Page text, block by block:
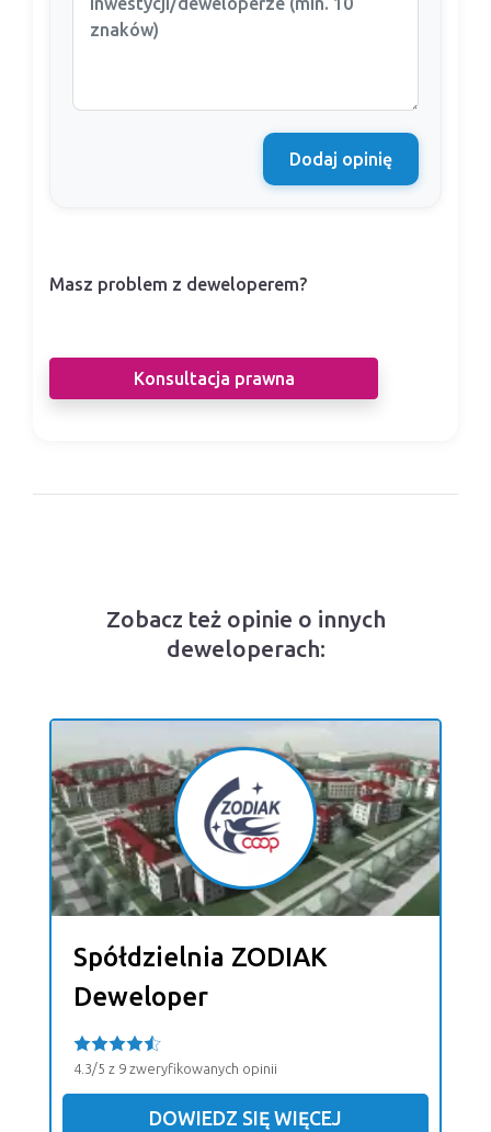
Dodaj opinię
Masz problem z deweloperem?
Konsultacja prawna
Zobacz też opinie o innych
deweloperach:
Spółdzielnia ZODIAK
Deweloper
4.3/5 z 9 zweryfikowanych opinii
DOWIEDZ SIĘ WIĘCEJ